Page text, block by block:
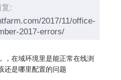
:
2017/11/office-
2017-errors/
，在域环境里是能正常在线浏
还是哪里配置的问题